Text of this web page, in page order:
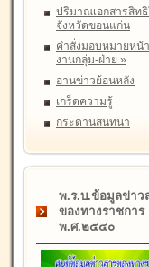
ปริมาณเอกสารสิท
จังหวัดขอนแก่น
คำสั่งมอบหมายหน้
งานกลุ่ม-ฝ่าย »
อ่านข่าวย้อนหลัง
เกร็ดความรู้
กระดานสนทนา
พ.ร.บ.ข้อมูลข่าว
ของทางราชการ
พ.ศ.๒๕๔๐